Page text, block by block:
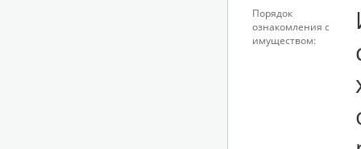
Порядок
ознакомления с
имуществом: